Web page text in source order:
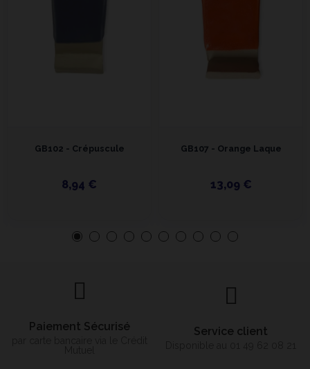
GB102 - Crépuscule
8,94 €
GB107 - Orange Laque
13,09 €
Paiement Sécurisé Service client